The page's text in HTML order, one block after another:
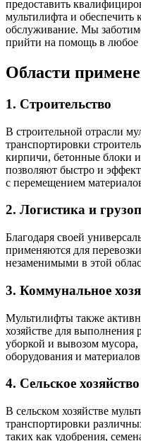
предоставить
мультилифта и обеспечить
обслуживание. Мы
прийти на помощь в любое
Области
1. Строительство
В строительной отрасли
транспортировки
кирпичи, бетонные блоки
позволяют быстро и
с перемещением
2. Логистика и
Благодаря своей
применяются для
незаменимыми в этой
3. Коммунальное
Мультилифты также
хозяйстве для выполнения
уборкой и вывозом мусора,
оборудования и
4. Сельское хозяйство
В сельском хозяйстве
транспортировки
таких как удобрения,